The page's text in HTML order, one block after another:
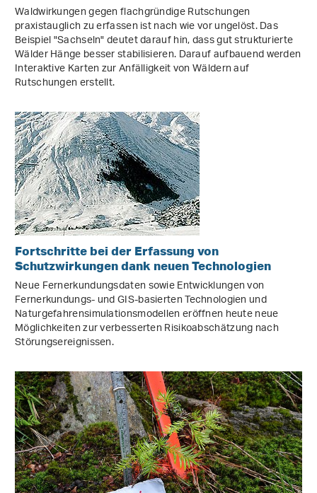
Waldwirkungen gegen flachgründige Rutschungen
praxistauglich zu erfassen ist nach wie vor ungelöst. Das
Beispiel "Sachseln" deutet darauf hin, dass gut strukturierte
Wälder Hänge besser stabilisieren. Darauf aufbauend werden
Interaktive Karten zur Anfälligkeit von Wäldern auf
Rutschungen erstellt.
Fortschritte bei der Erfassung von
Schutzwirkungen dank neuen Technologien
Neue Fernerkundungsdaten sowie Entwicklungen von
Fernerkundungs- und GIS-basierten Technologien und
Naturgefahrensimulationsmodellen eröffnen heute neue
Möglichkeiten zur verbesserten Risikoabschätzung nach
Störungsereignissen.